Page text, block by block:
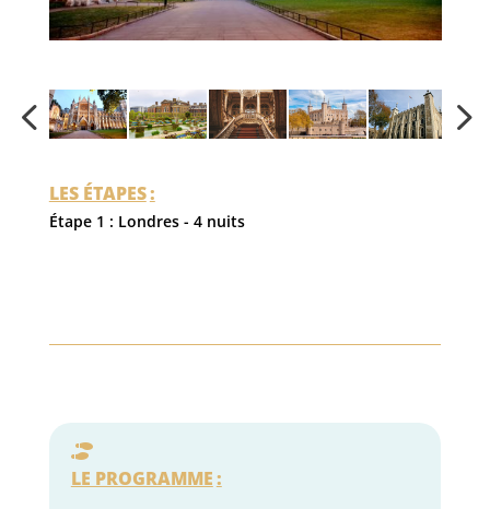
LES ÉTAPES:
Étape 1 : Londres - 4 nuits
LE PROGRAMME: